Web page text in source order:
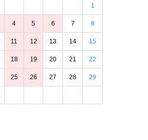
1
4 5 6 7 8
11 12 13 14 15
18 19 20 21 22
25 26 27 28 29